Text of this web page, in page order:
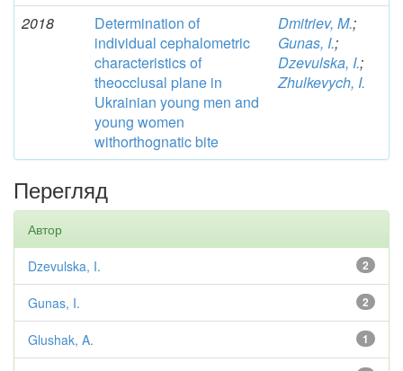
2018
Determination of
individual cephalometric
characteristics of
theocclusal plane in
Ukrainian young men and
young women
withorthognatic bite
Dmitriev, M.;
Gunas, I.;
Dzevulska, I.;
Zhulkevych, I.
Перегляд
Автор
2
Dzevulska, I.
2
Gunas, I.
1
Glushak, A.